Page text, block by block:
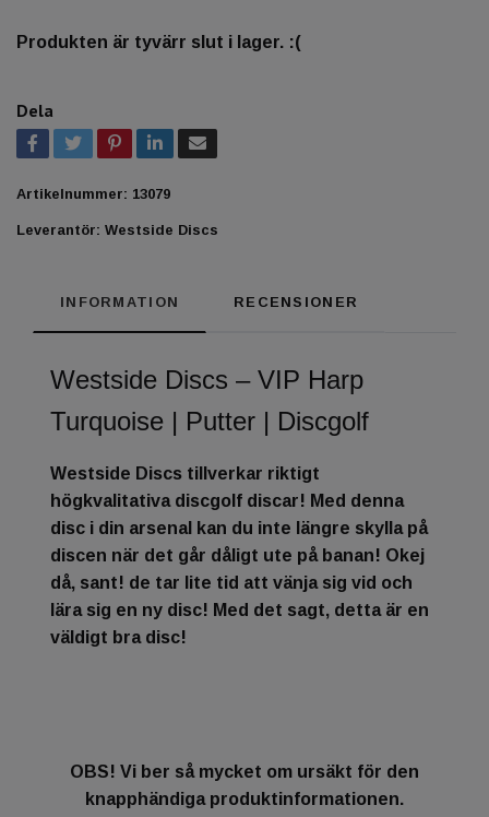
Produkten är tyvärr slut i lager. :(
Dela
Artikelnummer: 13079
Leverantör: Westside Discs
INFORMATION RECENSIONER
Westside Discs – VIP Harp
Turquoise | Putter | Discgolf
Westside Discs tillverkar riktigt
högkvalitativa discgolf discar! Med denna
disc i din arsenal kan du inte längre skylla på
discen när det går dåligt ute på banan! Okej
då, sant! de tar lite tid att vänja sig vid och
lära sig en ny disc! Med det sagt, detta är en
väldigt bra disc!
OBS! Vi ber så mycket om ursäkt för den
knapphändiga produktinformationen.